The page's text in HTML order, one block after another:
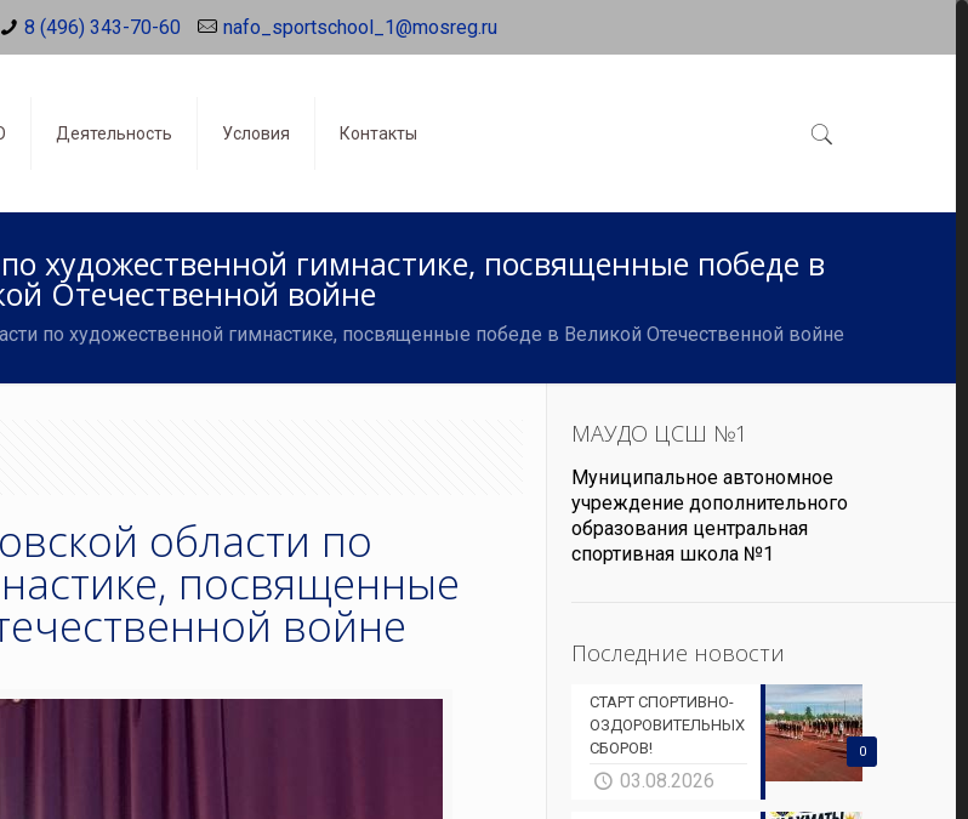
8 (496) 343-70-60 nafo_sportschool_1@mosreg.ru
Деятельность Условия Контакты
художественной гимнастике, посвященные победе в
Отечественной войне
по художественной гимнастике, посвященные победе в Великой Отечественной войне
области по
посвященные
войне
МАУДО ЦСШ №1
Муниципальное автономное
учреждение дополнительного
образования центральная
спортивная школа №1
Последние новости
0
СТАРТ СПОРТИВНО-
ОЗДОРОВИТЕЛЬНЫХ
СБОРОВ!
03.08.2026